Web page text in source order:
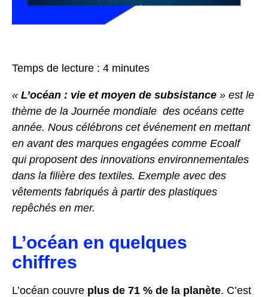
Temps de lecture : 4 minutes
« L’océan : vie et moyen de subsistance » est le
thème de la Journée mondiale des océans cette
année. Nous célébrons cet événement en mettant
en avant des marques engagées comme Ecoalf
qui proposent des innovations environnementales
dans la filière des textiles. Exemple avec des
vêtements fabriqués à partir des plastiques
repêchés en mer.
L’océan en quelques
chiffres
L’océan couvre plus de 71 % de la planète. C’est